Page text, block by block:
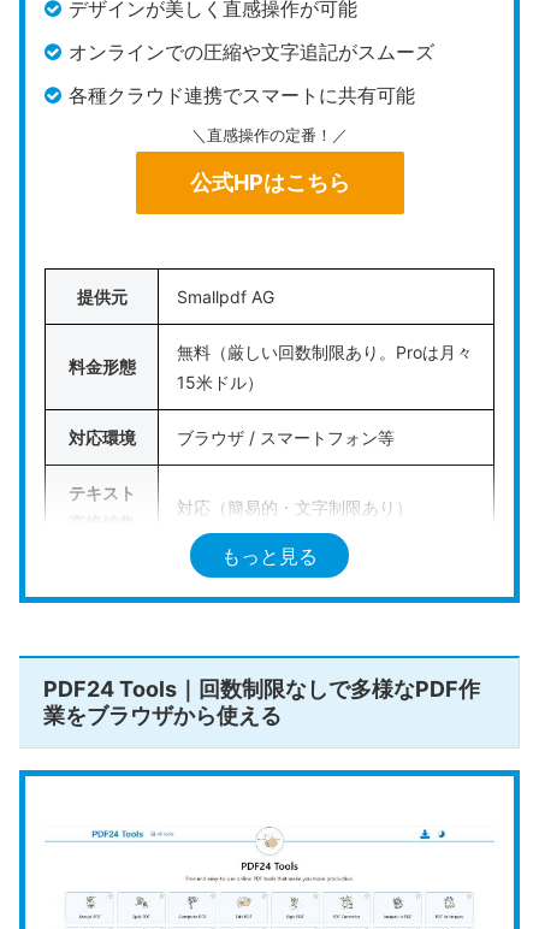
作を完結できる、世界的にも人気の高いオンライン
型PDF編集ツールです。
PDFからWordやExcel、PowerPointといったOffice
高精度な相互変換を得意 としており、ペー
ジの並び替えや圧縮処理もブラウザ上で簡単に行う
アップロードできる容量（100MBまで）やバッチ処
理できるファイル数に一定の制約が存在する点。そ
して、ファイルを一時的に外部サーバーへアップロ
ードするため、セキュリティ上の懸念が残る点にも
配慮が必要です。
機密性の低い一般的なファイルを、ブラウザから素
早くOffice形式へ変換したり結合したりしたい方に
デザインが美しく直感操作が可能
オンラインでの圧縮や文字追記がスムーズ
各種クラウド連携でスマートに共有可能
＼直感操作の定番！／
公式HPはこちら
提供元 Smallpdf AG
料金形態
無料（厳しい回数制限あり。Proは月々
15米ドル）
対応環境 ブラウザ / スマートフォン等
テキスト
直接編集
対応（簡易的・文字制限あり）
作（結
透かし
（ウォー
なし
量制限
あり（1日最大2タスクまで）
もっと見る
PDF24 Tools｜回数制限なしで多様なPDF作
業をブラウザから使える